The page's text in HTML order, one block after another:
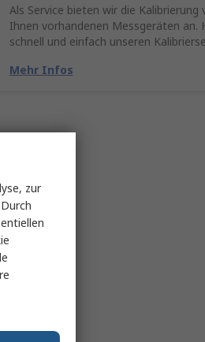
Als Service bieten wir die Kalibrierung
Ihnen vorhandenen Messgeräten an.
schnell und einfach unseren
Mehr Infos
zur